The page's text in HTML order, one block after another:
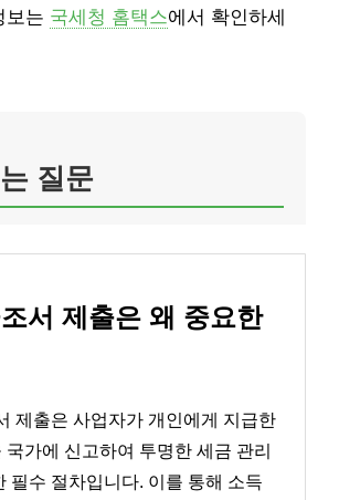
보는 국세청 홈택스에서 확인하세
질문
서 제출은 왜 중요한
제출은 사업자가 개인에게 지급한
국가에 신고하여 투명한 세금 관리
필수 절차입니다. 이를 통해 소득